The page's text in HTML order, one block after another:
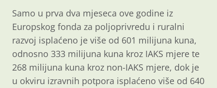
Samo u prva dva mjeseca ove godine iz
Europskog fonda za poljoprivredu i ruralni
razvoj isplaćeno je više od 601 milijuna kuna,
odnosno 333 milijuna kuna kroz IAKS mjere te
268 milijuna kuna kroz non-IAKS mjere, dok je
u okviru izravnih potpora isplaćeno više od 640